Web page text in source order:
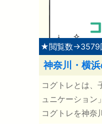
★閲覧数→3579
神奈川・横
コグトレとは、
ュニケーション
コグトレを神奈